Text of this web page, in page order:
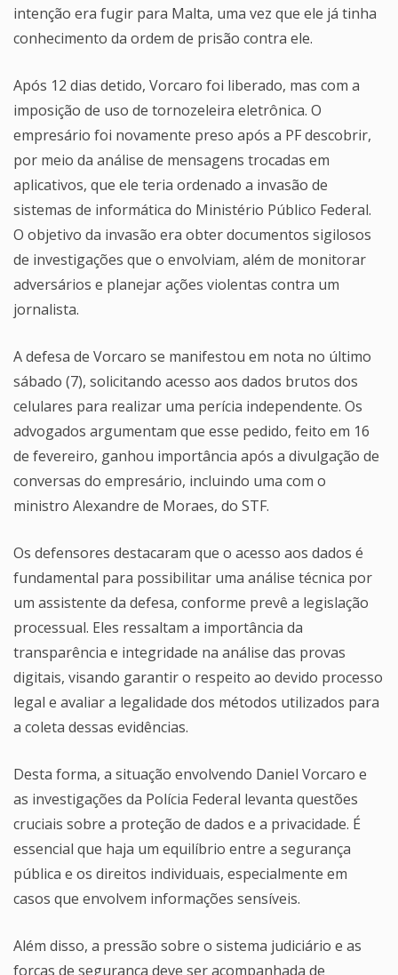
intenção era fugir para Malta, uma vez que ele já tinha
conhecimento da ordem de prisão contra ele.
Após 12 dias detido, Vorcaro foi liberado, mas com a
imposição de uso de tornozeleira eletrônica. O
empresário foi novamente preso após a PF descobrir,
por meio da análise de mensagens trocadas em
aplicativos, que ele teria ordenado a invasão de
sistemas de informática do Ministério Público Federal.
O objetivo da invasão era obter documentos sigilosos
de investigações que o envolviam, além de monitorar
adversários e planejar ações violentas contra um
jornalista.
A defesa de Vorcaro se manifestou em nota no último
sábado (7), solicitando acesso aos dados brutos dos
celulares para realizar uma perícia independente. Os
advogados argumentam que esse pedido, feito em 16
de fevereiro, ganhou importância após a divulgação de
conversas do empresário, incluindo uma com o
ministro Alexandre de Moraes, do STF.
Os defensores destacaram que o acesso aos dados é
fundamental para possibilitar uma análise técnica por
um assistente da defesa, conforme prevê a legislação
processual. Eles ressaltam a importância da
transparência e integridade na análise das provas
digitais, visando garantir o respeito ao devido processo
legal e avaliar a legalidade dos métodos utilizados para
a coleta dessas evidências.
Desta forma, a situação envolvendo Daniel Vorcaro e
as investigações da Polícia Federal levanta questões
cruciais sobre a proteção de dados e a privacidade. É
essencial que haja um equilíbrio entre a segurança
pública e os direitos individuais, especialmente em
casos que envolvem informações sensíveis.
Além disso, a pressão sobre o sistema judiciário e as
forças de segurança deve ser acompanhada de